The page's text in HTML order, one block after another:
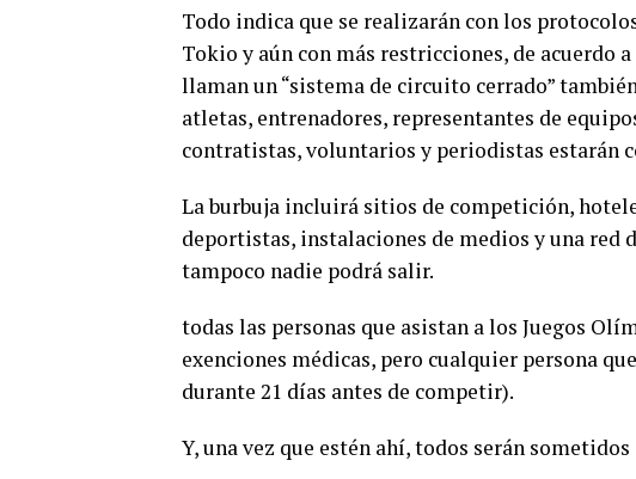
Todo indica que se realizarán con los
Tokio y aún con más restricciones, de acuerdo
llaman un “sistema de circuito cerrado”
atletas, entrenadores, representantes de
contratistas, voluntarios y periodistas estarán
La burbuja incluirá sitios de competición,
deportistas, instalaciones de medios y una red
tampoco nadie podrá salir.
todas las personas que asistan a los Juegos
exenciones médicas, pero cualquier persona
durante 21 días antes de competir).
Y, una vez que estén ahí, todos serán